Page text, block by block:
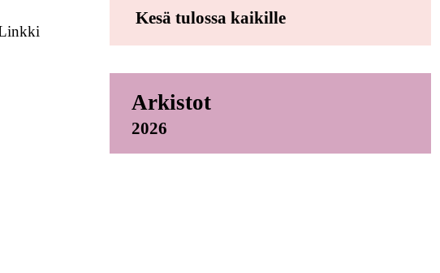
Kesä tulossa kaikille
Arkistot
2026